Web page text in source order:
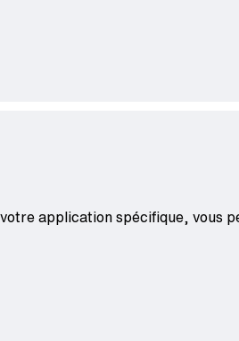
application spécifique,